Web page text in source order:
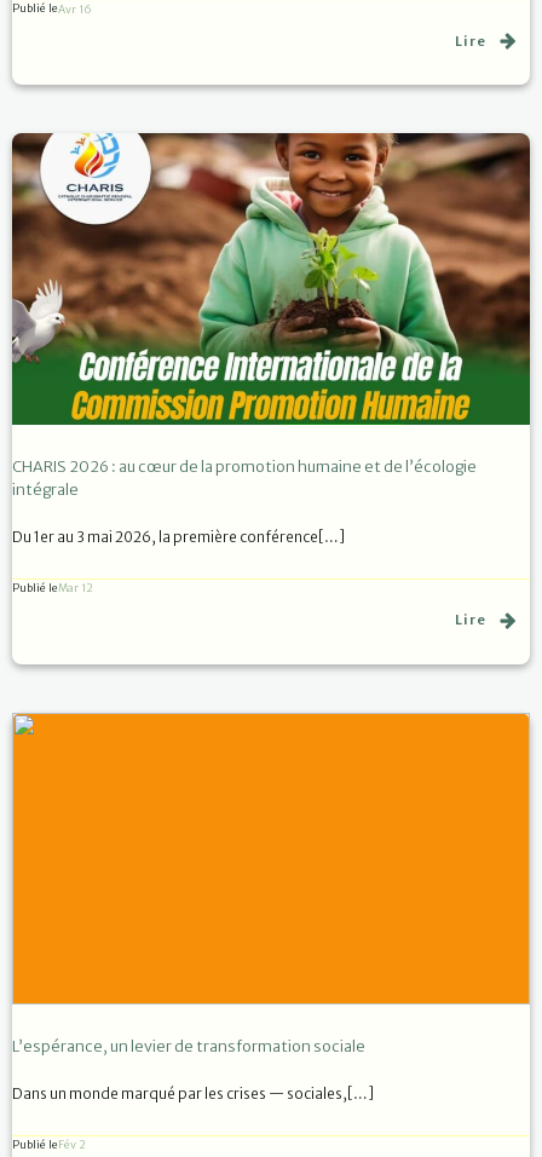
Publié leAvr 16
Lire
CHARIS 2026 : au cœur de la promotion humaine et de l’écologie
intégrale
Du 1er au 3 mai 2026, la première conférence[…]
Publié leMar 12
Lire
L’espérance, un levier de transformation sociale
Dans un monde marqué par les crises — sociales,[…]
Publié leFév 2